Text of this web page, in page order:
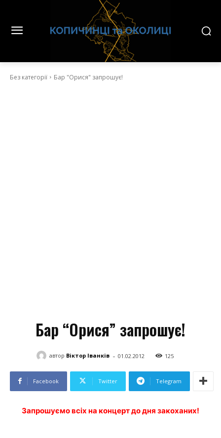
Без категорії Бар "Орися" запрошує!
Бар “Орися” запрошує!
автор Віктор Іванків - 01.02.2012 125
Facebook Twitter Telegram
Запрошуємо всіх на концерт до дня закоханих!